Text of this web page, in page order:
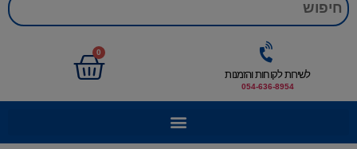
לשירות לקוחות והזמנות
054-636-8954
0